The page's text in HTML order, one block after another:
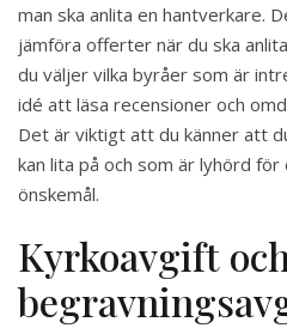
man ska anlita en hantverkare.
jämföra offerter när du ska
du väljer vilka byråer som är
idé att läsa recensioner och
Det är viktigt att du känner att
kan lita på och som är lyhörd för
önskemål.
Kyrkoavgift